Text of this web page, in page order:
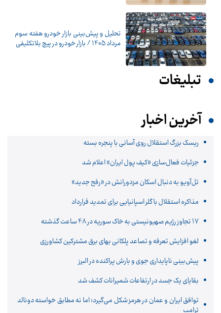
تحلیل و پیش‌بینی بازار خودرو هفته سوم
مرداد 1405 / بازار خودرو در پیچ بلاتکلیفی
تبلیغات
آخرین اخبار
ریسک بزرگ استقلال روی آسانی با پنجره بسته
جزئیات فعال‌سازی «کیف پول ایران» اعلام شد
تل‌آویو به دنبال اسکان مزدورانش در «رفح جدید»
مذاکره استقلال با گلر اسپانیایی برای تمدید قرارداد
17 تجاوز رژیم صهیونیستی به خاک سوریه در 48 ساعت گذشته
لغو افزایش تعرفه و تصاعد پلکانی بهای برق مشترکین کشاورزی
پیش‌بینی ناپایداری جوی و بارش پراکنده در البرز
بقایای یک جسد در ارتفاعات شمیرانات کشف شد
توافق ایران و عمان در هرمز شکل می‌گیرد؛ اما نه مطابق خواسته دونالد
ترامپ